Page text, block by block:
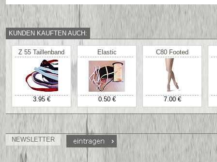
KUNDEN KAUFTEN AUCH:
Z 55 Taillenband
3.95 €
Elastic
0.50 €
C80 Footed
7.00 €
NEWSLETTER